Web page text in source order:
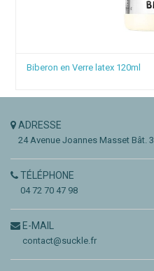
ADRESSE
24 Avenue Joannes Masset Bât. 3
TÉLÉPHONE
04 72 70 47 98
E-MAIL
contact@suckle.fr